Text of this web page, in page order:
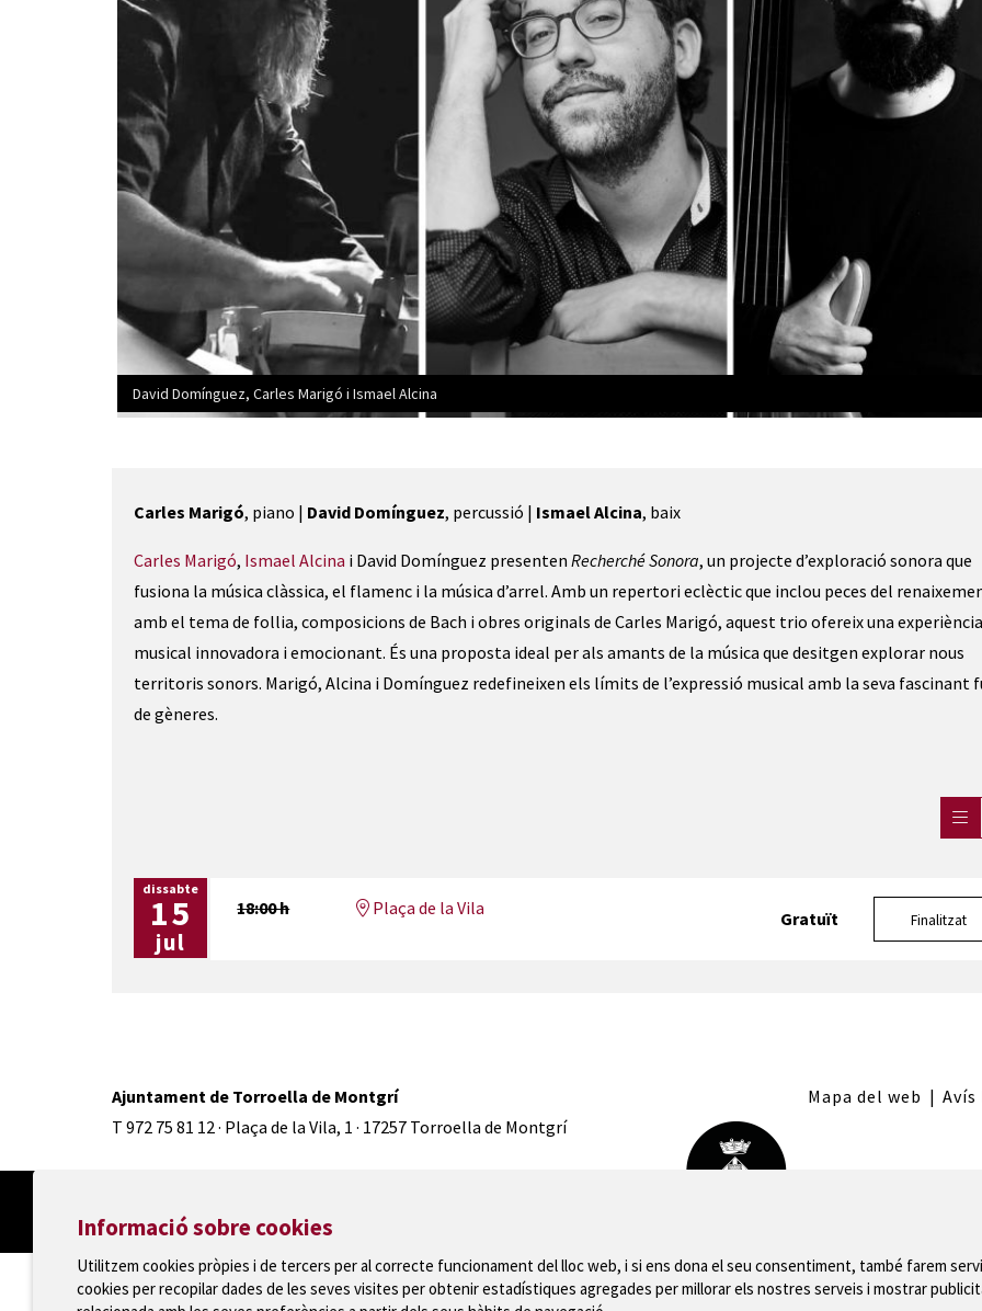
David Domínguez, Carles Marigó i Ismael Alcina
Carles Marigó, piano | David Domínguez, percussió | Ismael Alcina, baix
Carles Marigó, Ismael Alcina i David Domínguez presenten Recherché Sonora, un projecte d’exploració sonora que
fusiona la música clàssica, el flamenc i la música d’arrel. Amb un repertori eclèctic que inclou peces del
amb el tema de follia, composicions de Bach i obres originals de Carles Marigó, aquest trio ofereix una experiència
musical innovadora i emocionant. És una proposta ideal per als amants de la música que desitgen explorar nous
territoris sonors. Marigó, Alcina i Domínguez redefineixen els límits de l’expressió musical amb la seva fascinant
de gèneres.
dissabte
15
jul
18:00 h Plaça de la Vila Gratuït Finalitzat
Ajuntament de Torroella de Montgrí
T 972 75 81 12 · Plaça de la Vila, 1 · 17257 Torroella de Montgrí
Mapa del web | Avís
Informació sobre cookies
Utilitzem cookies pròpies i de tercers per al correcte funcionament del lloc web, i si ens dona el seu consentiment, també farem
cookies per recopilar dades de les seves visites per obtenir estadístiques agregades per millorar els nostres serveis i mostrar